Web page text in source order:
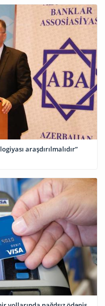
araşdırılmalıdır”